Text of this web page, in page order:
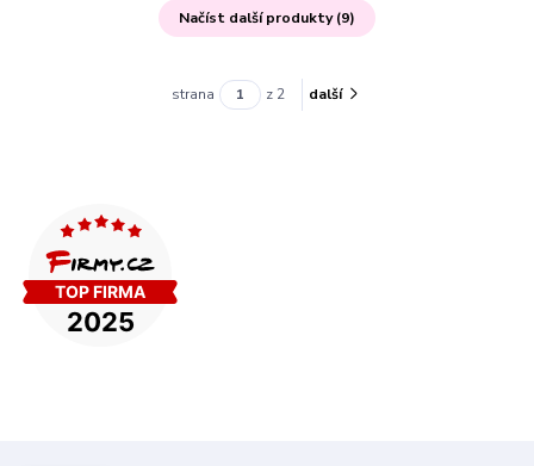
Načíst další produkty (9)
strana z 2 další